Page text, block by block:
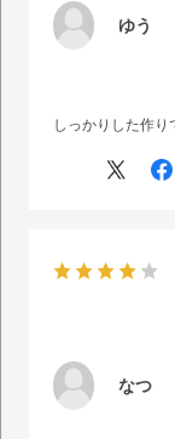
ゆう
しっかりした作り
なつ